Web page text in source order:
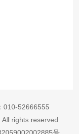
010-52666555
rights reserved
号